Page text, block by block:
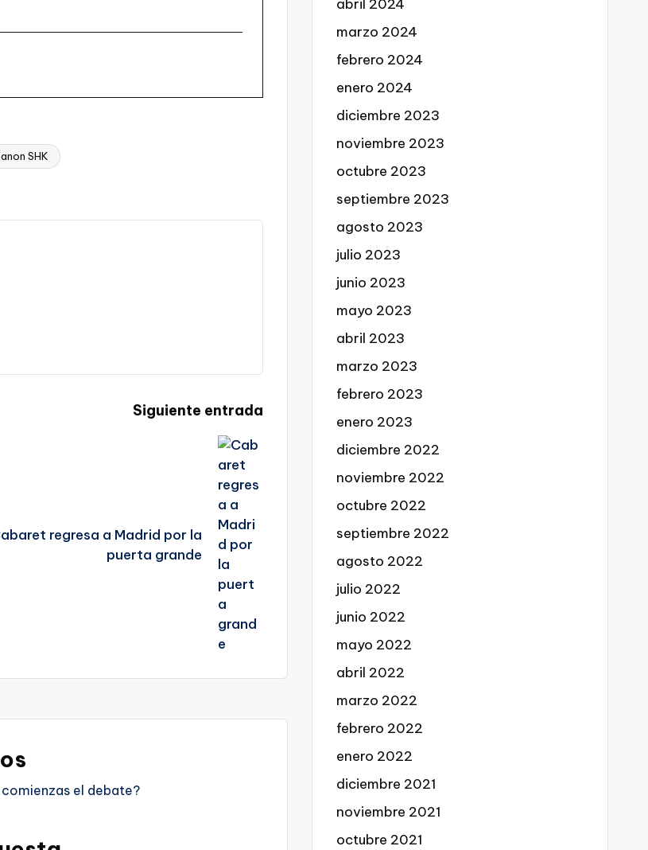
SHK
Siguiente entrada
regresa a Madrid por la
puerta grande
el debate?
abril 2024
marzo 2024
febrero 2024
enero 2024
diciembre 2023
noviembre 2023
octubre 2023
septiembre 2023
agosto 2023
julio 2023
junio 2023
mayo 2023
abril 2023
marzo 2023
febrero 2023
enero 2023
diciembre 2022
noviembre 2022
octubre 2022
septiembre 2022
agosto 2022
julio 2022
junio 2022
mayo 2022
abril 2022
marzo 2022
febrero 2022
enero 2022
diciembre 2021
noviembre 2021
octubre 2021